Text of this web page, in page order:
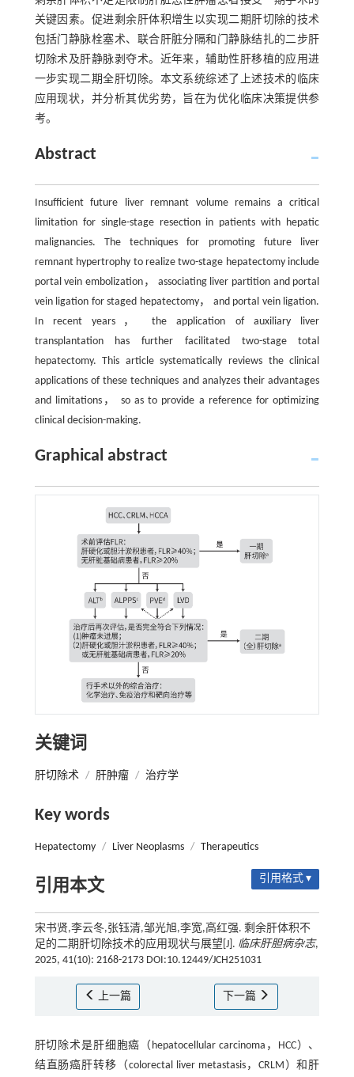
关键因素。促进剩余肝体积增生以实现二期肝切除的技术
包括门静脉栓塞术、联合肝脏分隔和门静脉结扎的二步肝
切除术及肝静脉剥夺术。近年来，辅助性肝移植的应用进
一步实现二期全肝切除。本文系统综述了上述技术的临床
应用现状，并分析其优劣势，旨在为优化临床决策提供参
考。
Abstract
Insufficient future liver remnant volume remains a critical
limitation for single-stage resection in patients with hepatic
malignancies. The techniques for promoting future liver
remnant hypertrophy to realize two-stage hepatectomy include
portal vein embolization， associating liver partition and portal
vein ligation for staged hepatectomy， and portal vein ligation.
In recent years， the application of auxiliary liver
transplantation has further facilitated two-stage total
hepatectomy. This article systematically reviews the clinical
applications of these techniques and analyzes their advantages
and limitations， so as to provide a reference for optimizing
clinical decision-making.
Graphical abstract
关键词
肝切除术 / 肝肿瘤 / 治疗学
Key words
Hepatectomy / Liver Neoplasms / Therapeutics
引用本文 引用格式 ▾
宋书贤,李云冬,张钰清,邹光旭,李宽,高红强. 剩余肝体积不
足的二期肝切除技术的应用现状与展望[J]. 临床肝胆病杂志,
2025, 41(10): 2168-2173 DOI:10.12449/JCH251031
上一篇 下一篇
肝切除术是肝细胞癌（hepatocellular carcinoma，HCC）、
结直肠癌肝转移（colorectal liver metastasis，CRLM）和肝